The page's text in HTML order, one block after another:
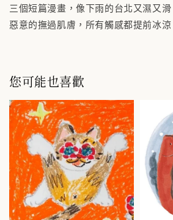
三個短篇漫畫，像下雨的台北又濕又
惡意的撫過肌膚，所有觸感都提前冰涼
您可能也喜歡